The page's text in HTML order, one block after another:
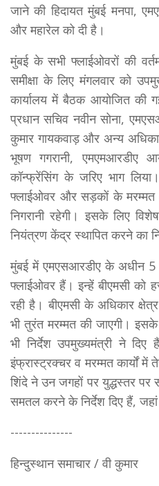
जाने की हिदायत मुंबई मनपा,
और महारेल को दी है।
मुंबई के सभी फ्लाईओवरों की
समीक्षा के लिए मंगलवार को
कार्यालय में बैठक आयोजित की
प्रधान सचिव नवीन सोना,
कुमार गायकवाड़ और अन्य
भूषण गगरानी, एमएमआरडीए
कॉन्फ्रेंसिंग के जरिए भाग
फ्लाईओवर और सड़कों के मरम्मत
निगरानी रहेगी। इसके लिए
नियंत्रण केंद्र स्थापित करने का
मुंबई में एमएसआरडीए के अधीन
फ्लाईओवर हैं। इन्हें बीएमसी को
रही है। बीएमसी के अधिकार
भी तुरंत मरम्मत की जाएगी।
भी निर्देश उपमुख्यमंत्री ने
इंफ्रास्ट्रक्चर व मरम्मत कार्यों में
शिंदे ने उन जगहों पर युद्धस्तर
समतल करने के निर्देश दिए हैं,
---------------
हिन्दुस्थान समाचार / वी कुमार